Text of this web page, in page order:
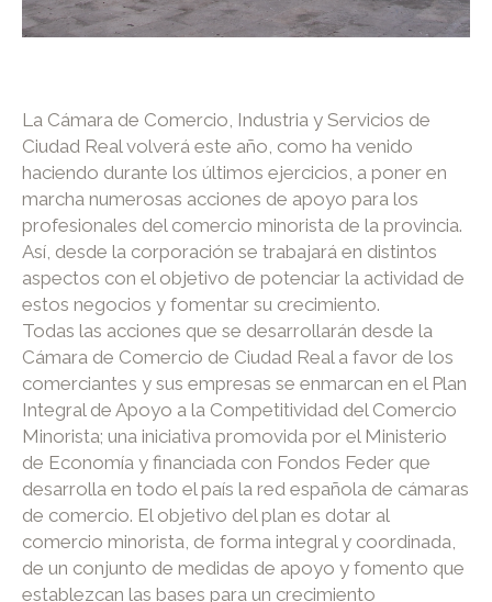
La Cámara de Comercio, Industria y Servicios de
Ciudad Real volverá este año, como ha venido
haciendo durante los últimos ejercicios, a poner en
marcha numerosas acciones de apoyo para los
profesionales del comercio minorista de la provincia.
Así, desde la corporación se trabajará en distintos
aspectos con el objetivo de potenciar la actividad de
estos negocios y fomentar su crecimiento.
Todas las acciones que se desarrollarán desde la
Cámara de Comercio de Ciudad Real a favor de los
comerciantes y sus empresas se enmarcan en el Plan
Integral de Apoyo a la Competitividad del Comercio
Minorista; una iniciativa promovida por el Ministerio
de Economía y financiada con Fondos Feder que
desarrolla en todo el país la red española de cámaras
de comercio. El objetivo del plan es dotar al
comercio minorista, de forma integral y coordinada,
de un conjunto de medidas de apoyo y fomento que
establezcan las bases para un crecimiento